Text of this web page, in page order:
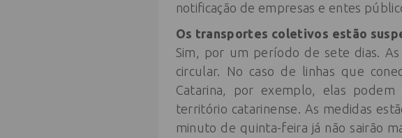
notificação de empresas e entes
Os transportes coletivos estão
Sim, por um período de sete dias.
circular. No caso de linhas que
Catarina, por exemplo, elas
território catarinense. As medidas
minuto de quinta-feira já não sairão